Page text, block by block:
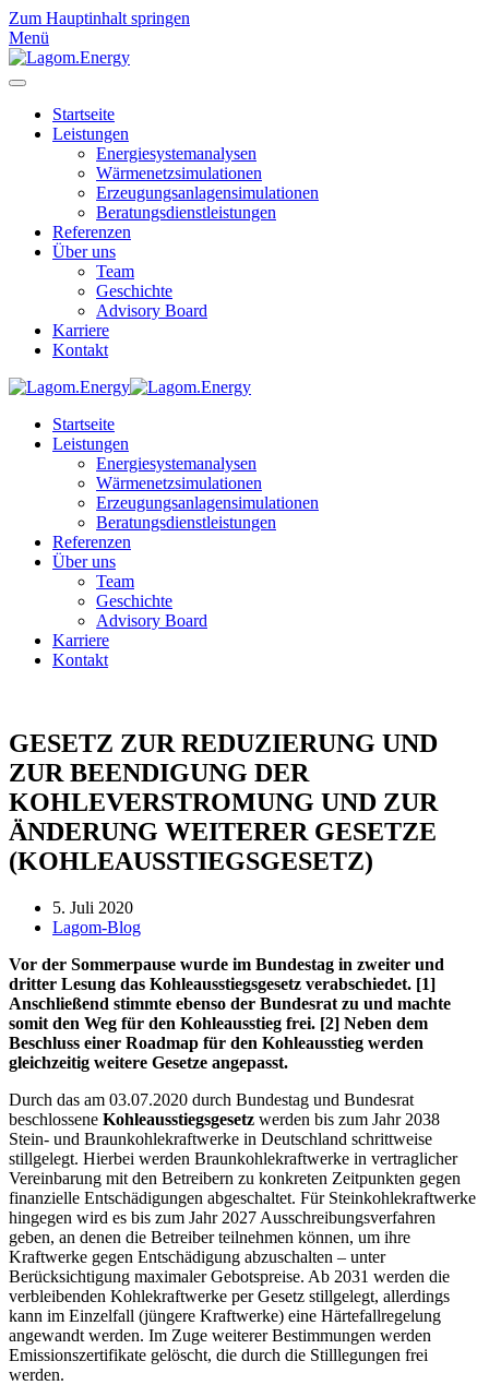
Zum Hauptinhalt springen
Menü
Startseite
Leistungen
Energiesystemanalysen
Wärmenetzsimulationen
Erzeugungsanlagensimulationen
Beratungsdienstleistungen
Referenzen
Über uns
Team
Geschichte
Advisory Board
Karriere
Kontakt
Startseite
Leistungen
Energiesystemanalysen
Wärmenetzsimulationen
Erzeugungsanlagensimulationen
Beratungsdienstleistungen
Referenzen
Über uns
Team
Geschichte
Advisory Board
Karriere
Kontakt
GESETZ ZUR REDUZIERUNG UND
ZUR BEENDIGUNG DER
KOHLEVERSTROMUNG UND ZUR
ÄNDERUNG WEITERER GESETZE
(KOHLEAUSSTIEGSGESETZ)
5. Juli 2020
Lagom-Blog
Vor der Sommerpause wurde im Bundestag in zweiter und
dritter Lesung das Kohleausstiegsgesetz verabschiedet. [1]
Anschließend stimmte ebenso der Bundesrat zu und machte
somit den Weg für den Kohleausstieg frei. [2] Neben dem
Beschluss einer Roadmap für den Kohleausstieg werden
gleichzeitig weitere Gesetze angepasst.
Durch das am 03.07.2020 durch Bundestag und Bundesrat
beschlossene Kohleausstiegsgesetz werden bis zum Jahr 2038
Stein- und Braunkohlekraftwerke in Deutschland schrittweise
stillgelegt. Hierbei werden Braunkohlekraftwerke in vertraglicher
Vereinbarung mit den Betreibern zu konkreten Zeitpunkten gegen
finanzielle Entschädigungen abgeschaltet. Für Steinkohlekraftwerke
hingegen wird es bis zum Jahr 2027 Ausschreibungsverfahren
geben, an denen die Betreiber teilnehmen können, um ihre
Kraftwerke gegen Entschädigung abzuschalten – unter
Berücksichtigung maximaler Gebotspreise. Ab 2031 werden die
verbleibenden Kohlekraftwerke per Gesetz stillgelegt, allerdings
kann im Einzelfall (jüngere Kraftwerke) eine Härtefallregelung
angewandt werden. Im Zuge weiterer Bestimmungen werden
Emissionszertifikate gelöscht, die durch die Stilllegungen frei
werden.